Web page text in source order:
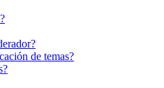
de temas?